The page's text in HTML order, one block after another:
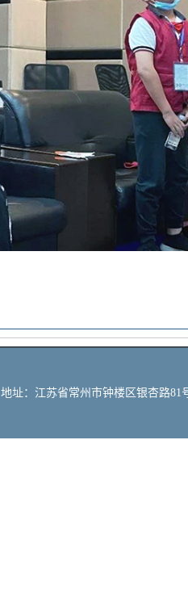
地址：江苏省常州市钟楼区银杏路